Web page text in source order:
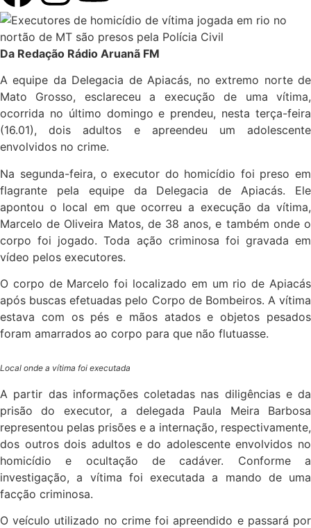
Da Redação Rádio Aruanã FM
A equipe da Delegacia de Apiacás, no extremo norte de
Mato Grosso, esclareceu a execução de uma vítima,
ocorrida no último domingo e prendeu, nesta terça-feira
(16.01), dois adultos e apreendeu um adolescente
envolvidos no crime.
Na segunda-feira, o executor do homicídio foi preso em
flagrante pela equipe da Delegacia de Apiacás. Ele
apontou o local em que ocorreu a execução da vítima,
Marcelo de Oliveira Matos, de 38 anos, e também onde o
corpo foi jogado. Toda ação criminosa foi gravada em
vídeo pelos executores.
O corpo de Marcelo foi localizado em um rio de Apiacás
após buscas efetuadas pelo Corpo de Bombeiros. A vítima
estava com os pés e mãos atados e objetos pesados
foram amarrados ao corpo para que não flutuasse.
Local onde a vítima foi executada
A partir das informações coletadas nas diligências e da
prisão do executor, a delegada Paula Meira Barbosa
representou pelas prisões e a internação, respectivamente,
dos outros dois adultos e do adolescente envolvidos no
homicídio e ocultação de cadáver. Conforme a
investigação, a vítima foi executada a mando de uma
facção criminosa.
O veículo utilizado no crime foi apreendido e passará por